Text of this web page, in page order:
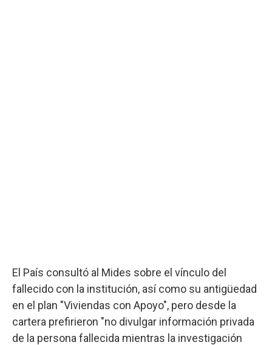
El País consultó al Mides sobre el vínculo del
fallecido con la institución, así como su antigüedad
en el plan "Viviendas con Apoyo", pero desde la
cartera prefirieron "no divulgar información privada
de la persona fallecida mientras la investigación